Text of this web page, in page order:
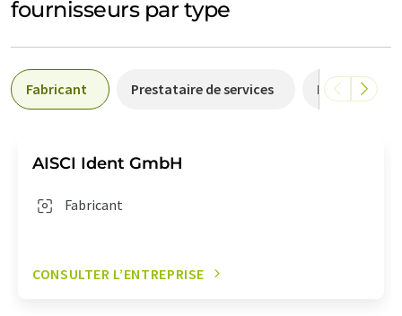
fournisseurs par type
Fabricant Prestataire de services Distributeur
AISCI Ident GmbH
Fabricant
CONSULTER L’ENTREPRISE